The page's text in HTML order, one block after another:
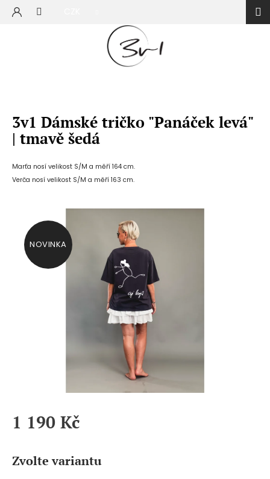
Přejít
3v1 Dámské tričko "Panáček levá"
| tmavě šedá
Marťa nosí velikost S/M a měří 164 cm.
Verča nosí velikost S/M a měří 163 cm.
NOVINKA
1 190 Kč
Zvolte variantu